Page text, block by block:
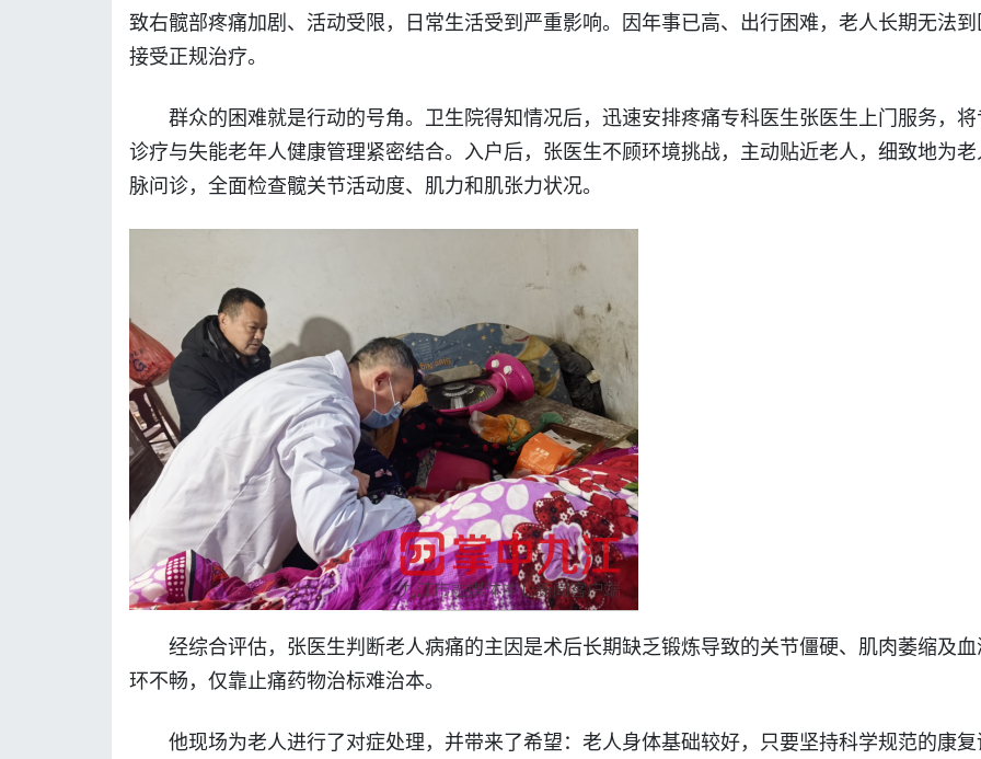
致右髋部疼痛加剧、活动受限，日常生活受到严重影响。因年事已高、出行困难，老人长期无法
接受正规治疗。
群众的困难就是行动的号角。卫生院得知情况后，迅速安排疼痛专科医生张医生上门服务，
诊疗与失能老年人健康管理紧密结合。入户后，张医生不顾环境挑战，主动贴近老人，细致地为
脉问诊，全面检查髋关节活动度、肌力和肌张力状况。
经综合评估，张医生判断老人病痛的主因是术后长期缺乏锻炼导致的关节僵硬、肌肉萎缩及
环不畅，仅靠止痛药物治标难治本。
他现场为老人进行了对症处理，并带来了希望：老人身体基础较好，只要坚持科学规范的康